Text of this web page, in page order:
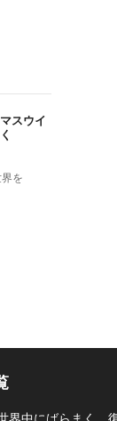
スウイ
を
界中にばらまく